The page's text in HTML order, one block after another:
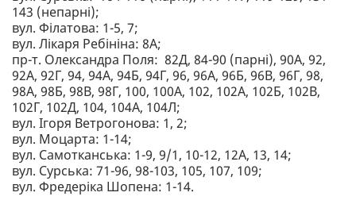
143 (непарні);
вул. Філатова: 1-5, 7;
вул. Лікаря Ребініна: 8А;
пр-т. Олександра Поля: 82Д, 84-90 (парні), 90А, 92,
92А, 92Г, 94, 94А, 94Б, 94Г, 96, 96А, 96Б, 96В, 96Г, 98,
98А, 98Б, 98В, 98Г, 100, 100А, 102, 102А, 102Б, 102В,
102Г, 102Д, 104, 104А, 104Л;
вул. Ігоря Ветрогонова: 1, 2;
вул. Моцарта: 1-14;
вул. Самотканська: 1-9, 9/1, 10-12, 12А, 13, 14;
вул. Сурська: 71-96, 98-103, 105, 107, 109;
вул. Фредеріка Шопена: 1-14.